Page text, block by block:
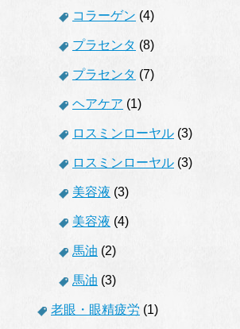
コラーゲン (4)
プラセンタ (8)
プラセンタ (7)
ヘアケア (1)
ロスミンローヤル (3)
ロスミンローヤル (3)
美容液 (3)
美容液 (4)
馬油 (2)
馬油 (3)
老眼・眼精疲労 (1)